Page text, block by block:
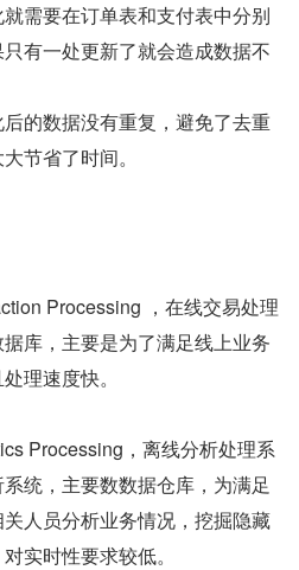
需要在订单表和支付表中分别
有一处更新了就会造成数据不
后的数据没有重复，避免了去重
节省了时间。
Processing ，在线交易处理
库，主要是为了满足线上业务
理速度快。
Processing，离线分析处理系
统，主要数数据仓库，为满足
人员分析业务情况，挖掘隐藏
实时性要求较低。